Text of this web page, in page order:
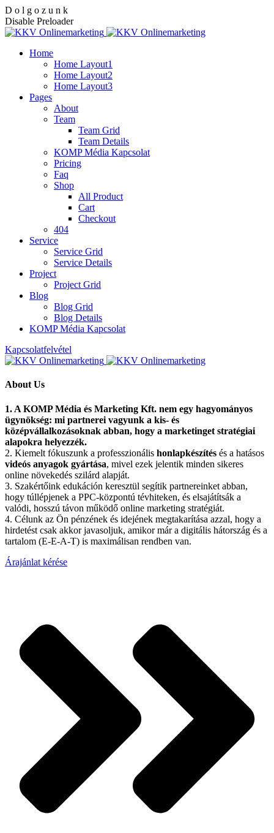
D o l g o z u n k
Disable Preloader
Home
Home Layout1
Home Layout2
Home Layout3
Pages
About
Team
Team Grid
Team Details
KOMP Média Kapcsolat
Pricing
Faq
Shop
All Product
Cart
Checkout
404
Service
Service Grid
Service Details
Project
Project Grid
Blog
Blog Grid
Blog Details
KOMP Média Kapcsolat
Kapcsolatfelvétel
About Us
1. A KOMP Média és Marketing Kft. nem egy hagyományos
ügynökség: mi partnerei vagyunk a kis- és
középvállalkozásoknak abban, hogy a marketinget stratégiai
alapokra helyezzék.
2. Kiemelt fókuszunk a professzionális honlapkészítés és a hatásos
videós anyagok gyártása, mivel ezek jelentik minden sikeres
online növekedés szilárd alapját.
3. Szakértőink edukáción keresztül segítik partnereinket abban,
hogy túllépjenek a PPC-központú tévhiteken, és elsajátítsák a
valódi, hosszú távon működő online marketing stratégiát.
4. Célunk az Ön pénzének és idejének megtakarítása azzal, hogy a
hirdetést csak akkor javasoljuk, amikor már a digitális hátország és a
tartalom (E-E-A-T) is maximálisan rendben van.
Árajánlat kérése